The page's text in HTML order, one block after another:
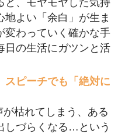
と、モヤモヤした気持
よい「余白」が生ま
変わっていく確かな手
日の生活にガツンと活
スピーチでも「絶対に
枯れてしまう、ある
しづらくなる…という